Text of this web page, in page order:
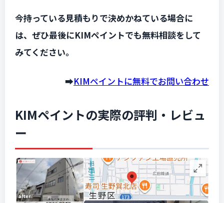
今持っている見積もりで決めかねている場合に
は、ぜひ最後にKIMペイントでも無料相談をして
みてください。
➡️KIMペイントに無料でお問い合わせ
KIMペイントの実際の評判・レビュ
ー